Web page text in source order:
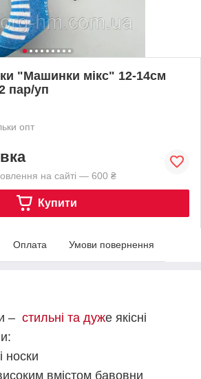
"Машинки мікс" 12-14см
пар/уп
опт
на сайті — 600 ₴
Купити
Оплата Умови повернення
– стильні та дуже якісні
носки
вмістом бавовни